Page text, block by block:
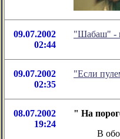
09.07.2002
02:44
"Шабаш" -
09.07.2002
02:35
"Если
08.07.2002
19:24
" На
В